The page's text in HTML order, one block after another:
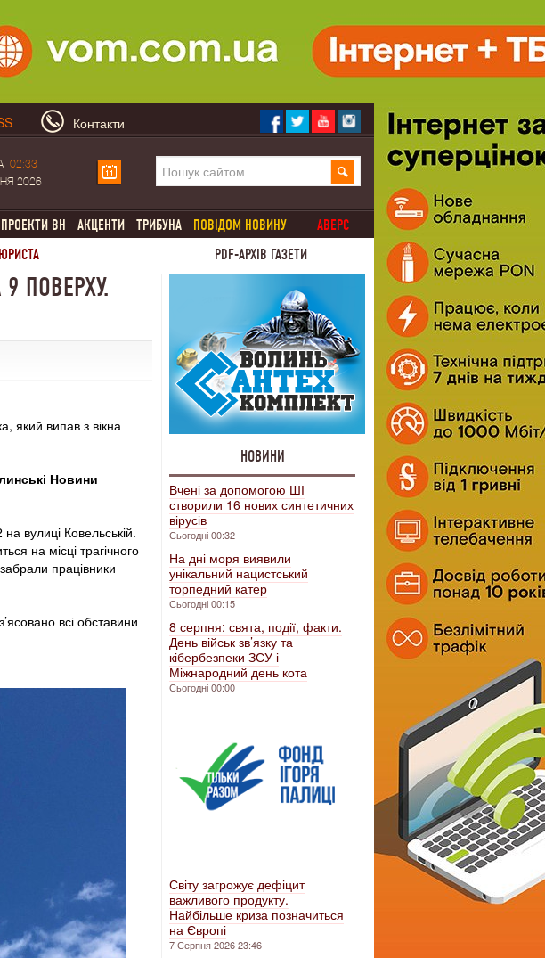
Контакти
02:33
2026
ПРОЕКТИ ВН АКЦЕНТИ ТРИБУНА ПОВІДОМ НОВИНУ
АВЕРС
PDF-АРХІВ ГАЗЕТИ
ПОВЕРХУ.
який випав з вікна
Новини
вулиці Ковельській.
на місці трагічного
працівники
всі обставини
НОВИНИ
Вчені за допомогою ШІ
створили 16 нових синтетичних
вірусів
Сьогодні 00:32
На дні моря виявили
унікальний нацистський
торпедний катер
Сьогодні 00:15
8 серпня: свята, події, факти.
День військ зв’язку та
кібербезпеки ЗСУ і
Міжнародний день кота
Сьогодні 00:00
Світу загрожує дефіцит
важливого продукту.
Найбільше криза позначиться
на Європі
7 Серпня 2026 23:46